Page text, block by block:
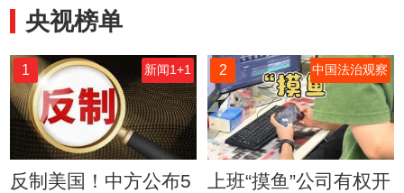
央视榜单
1 新闻1+1
反制美国！中方公布5
2 中国法治观察
上班“摸鱼”公司有权开